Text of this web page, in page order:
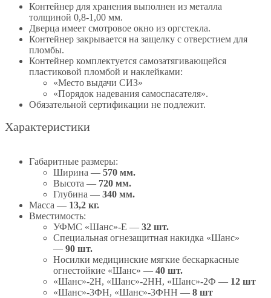
Контейнер для хранения выполнен из металла
толщиной 0,8-1,00 мм.
Дверца имеет смотровое окно из оргстекла.
Контейнер закрывается на защелку с отверстием для
пломбы.
Контейнер комплектуется самозатягивающейся
пластиковой пломбой и наклейками:
«Место выдачи СИЗ»
«Порядок надевания самоспасателя».
Обязательной сертификации не подлежит.
Характеристики
Габаритные размеры:
Ширина — 570 мм.
Высота — 720 мм.
Глубина — 340 мм.
Масса — 13,2 кг.
Вместимость:
УФМС «Шанс»-Е — 32 шт.
Специальная огнезащитная накидка «Шанс»
— 90 шт.
Носилки медицинские мягкие бескаркасные
огнестойкие «Шанс» — 40 шт.
«Шанс»-2Н, «Шанс»-2НН, «Шанс»-2Ф — 12 шт
«Шанс»-3ФН, «Шанс»-3ФНН — 8 шт